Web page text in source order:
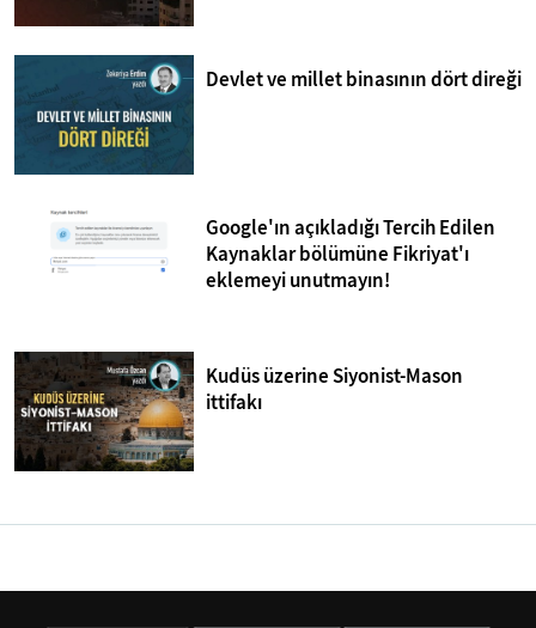
Devlet ve millet binasının dört direği
Google'ın açıkladığı Tercih Edilen
Kaynaklar bölümüne Fikriyat'ı
eklemeyi unutmayın!
Kudüs üzerine Siyonist-Mason
ittifakı